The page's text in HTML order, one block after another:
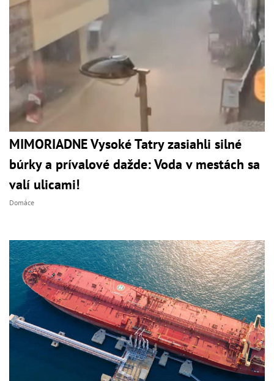
MIMORIADNE Vysoké Tatry zasiahli silné
búrky a prívalové dažde: Voda v mestách sa
valí ulicami!
Domáce